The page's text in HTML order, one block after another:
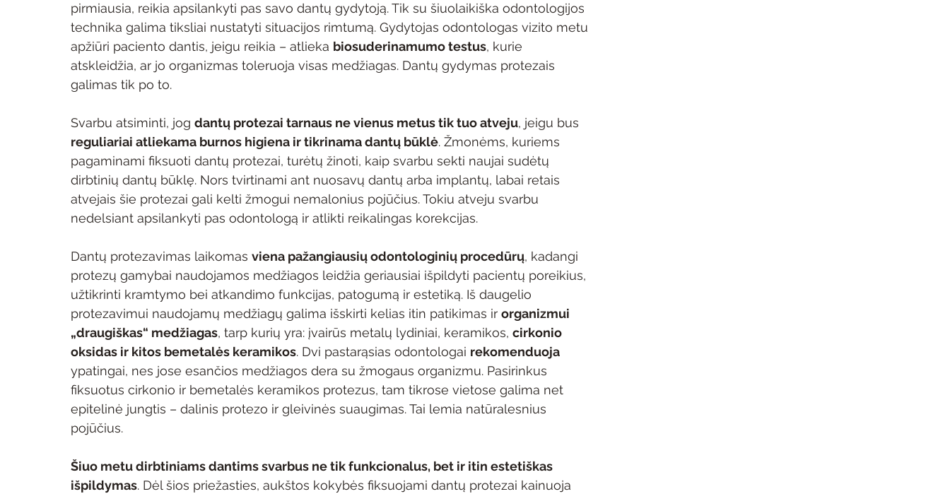
pirmiausia, reikia apsilankyti pas savo dantų gydytoją. Tik su šiuolaikiška odontologijos
technika galima tiksliai nustatyti situacijos rimtumą. Gydytojas odontologas vizito metu
apžiūri paciento dantis, jeigu reikia – atlieka biosuderinamumo testus, kurie
atskleidžia, ar jo organizmas toleruoja visas medžiagas. Dantų gydymas protezais
galimas tik po to.
Svarbu atsiminti, jog dantų protezai tarnaus ne vienus metus tik tuo atveju, jeigu bus
reguliariai atliekama burnos higiena ir tikrinama dantų būklė. Žmonėms, kuriems
pagaminami fiksuoti dantų protezai, turėtų žinoti, kaip svarbu sekti naujai sudėtų
dirbtinių dantų būklę. Nors tvirtinami ant nuosavų dantų arba implantų, labai retais
atvejais šie protezai gali kelti žmogui nemalonius pojūčius. Tokiu atveju svarbu
nedelsiant apsilankyti pas odontologą ir atlikti reikalingas korekcijas.
Dantų protezavimas laikomas viena pažangiausių odontologinių procedūrų, kadangi
protezų gamybai naudojamos medžiagos leidžia geriausiai išpildyti pacientų poreikius,
užtikrinti kramtymo bei atkandimo funkcijas, patogumą ir estetiką. Iš daugelio
protezavimui naudojamų medžiagų galima išskirti kelias itin patikimas ir organizmui
„draugiškas“ medžiagas, tarp kurių yra: įvairūs metalų lydiniai, keramikos, cirkonio
oksidas ir kitos bemetalės keramikos. Dvi pastarąsias odontologai rekomenduoja
ypatingai, nes jose esančios medžiagos dera su žmogaus organizmu. Pasirinkus
fiksuotus cirkonio ir bemetalės keramikos protezus, tam tikrose vietose galima net
epitelinė jungtis – dalinis protezo ir gleivinės suaugimas. Tai lemia natūralesnius
pojūčius.
Šiuo metu dirbtiniams dantims svarbus ne tik funkcionalus, bet ir itin estetiškas
išpildymas. Dėl šios priežasties, aukštos kokybės fiksuojami dantų protezai kainuoja